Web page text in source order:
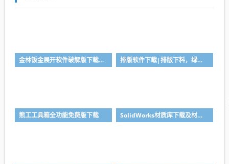
金林钣金展开软件破解版下载与安装使用教程 排版软件下载|排版下料，绿色免安装
熊工工具箱全功能免费版下载 SolidWorks材质库下载及材质库导入方法